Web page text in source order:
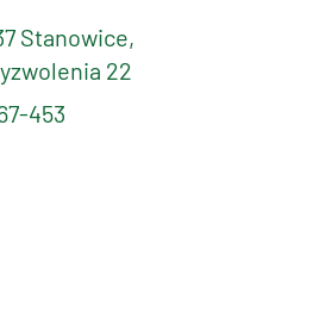
Stanowice,
22
453